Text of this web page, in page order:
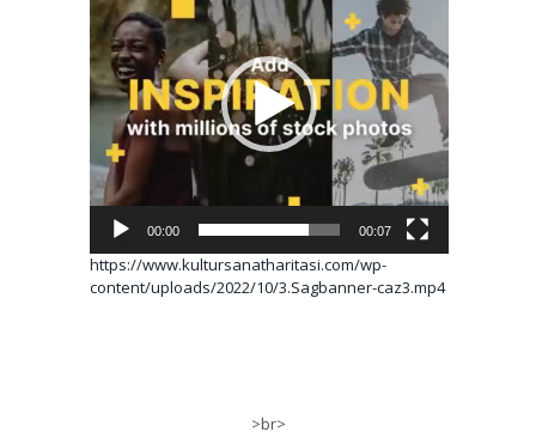
00:00 00:07
https://www.kultursanatharitasi.com/wp-
content/uploads/2022/10/3.Sagbanner-caz3.mp4
>br>